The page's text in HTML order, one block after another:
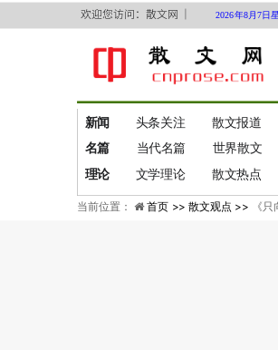
欢迎您访问：散文网 ｜
新闻 头条关注 散文报道
名篇 当代名篇 世界散文
理论
文学理论 散文热点
2026年8月7日
当前位置： 首页 >>散文观点 >> 《